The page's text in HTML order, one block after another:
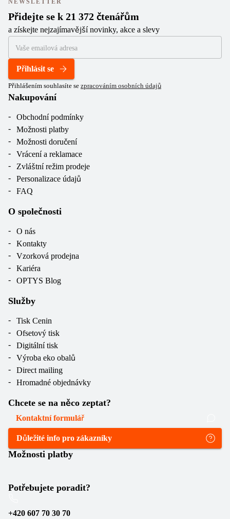
NEWSLETTER
Přidejte se k 21 372 čtenářům
a získejte nejzajímavější novinky, akce a slevy
Přihlásit se
Přihlášením souhlasíte se zpracováním osobních údajů
Nakupování
Obchodní podmínky
Možnosti platby
Možnosti doručení
Vrácení a reklamace
Zvláštní režim prodeje
Personalizace údajů
FAQ
O společnosti
O nás
Kontakty
Vzorková prodejna
Kariéra
OPTYS Blog
Služby
Tisk Cenin
Ofsetový tisk
Digitální tisk
Výroba eko obalů
Direct mailing
Hromadné objednávky
Chcete se na něco zeptat?
Kontaktní formulář
Důležité info pro zákazníky
Možnosti platby
Potřebujete poradit?
+420 607 70 30 70